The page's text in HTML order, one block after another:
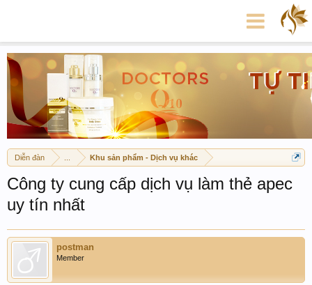
Diễn đàn Khu sản phẩm - Dịch vụ khác
Công ty cung cấp dịch vụ làm thẻ apec
uy tín nhất
postman
Member